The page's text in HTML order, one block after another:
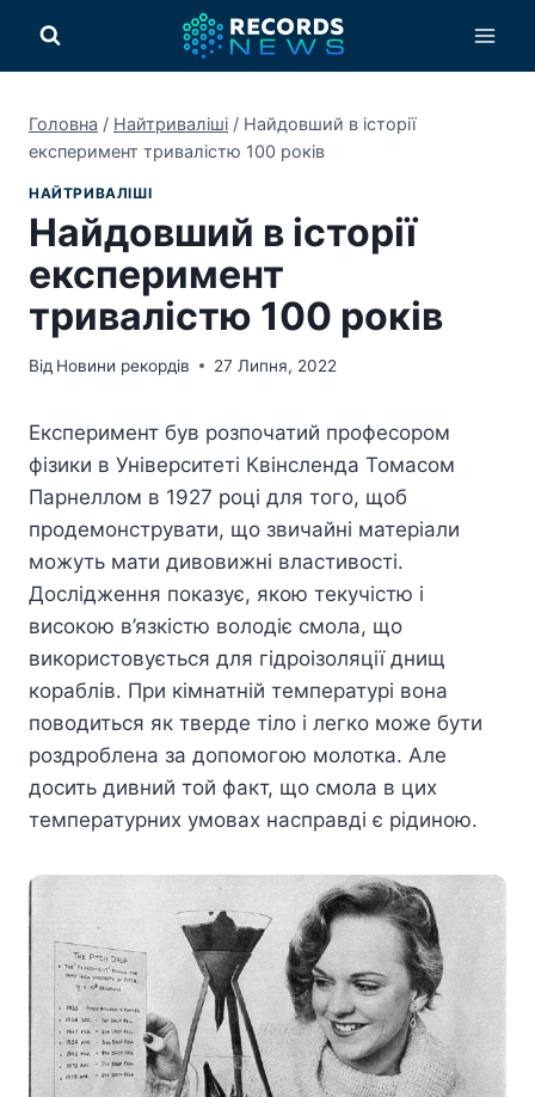
вмісту
Головна / Найтриваліші / Найдовший в історії
експеримент тривалістю 100 років
НАЙТРИВАЛІШІ
Найдовший в історії
експеримент
тривалістю 100 років
Від Новини рекордів 27 Липня, 2022
Експеримент був розпочатий професором
фізики в Університеті Квінсленда Томасом
Парнеллом в 1927 році для того, щоб
продемонструвати, що звичайні матеріали
можуть мати дивовижні властивості.
Дослідження показує, якою текучістю і
високою в’язкістю володіє смола, що
використовується для гідроізоляції днищ
кораблів. При кімнатній температурі вона
поводиться як тверде тіло і легко може бути
роздроблена за допомогою молотка. Але
досить дивний той факт, що смола в цих
температурних умовах насправді є рідиною.